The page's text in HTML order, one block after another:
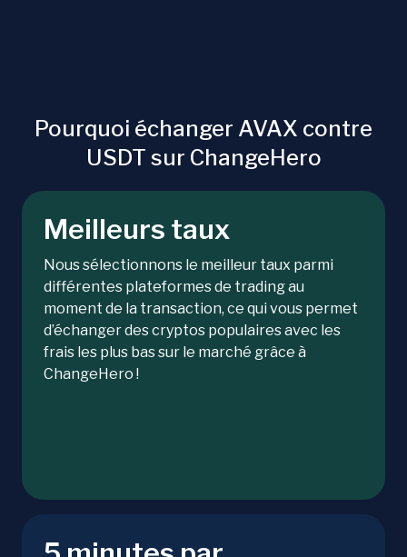
Pourquoi échanger AVAX contre
USDT sur ChangeHero
Meilleurs taux
Nous sélectionnons le meilleur taux parmi
différentes plateformes de trading au
moment de la transaction, ce qui vous permet
d’échanger des cryptos populaires avec les
frais les plus bas sur le marché grâce à
ChangeHero !